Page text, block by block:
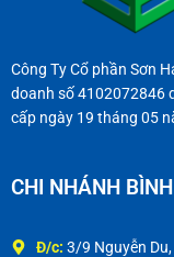
Công Ty Cổ phần Sơn
doanh số 4102072846
cấp ngày 19 tháng 05
CHI NHÁNH
Đ/c: 3/9 Nguyễn